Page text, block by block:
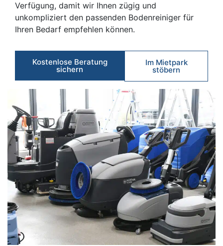
Verfügung, damit wir Ihnen zügig und
unkompliziert den passenden Bodenreiniger für
Ihren Bedarf empfehlen können.
Kostenlose Beratung
sichern
Im Mietpark
stöbern